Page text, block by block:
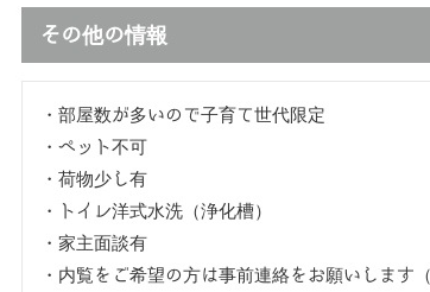
その他の情報
・部屋数が多いので子育て世代限定
・ペット不可
・荷物少し有
・トイレ洋式水洗（浄化槽）
・家主面談有
・内覧をご希望の方は事前連絡をお願いします